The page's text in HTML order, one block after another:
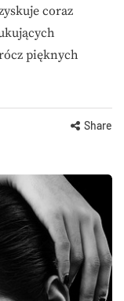
coraz
pięknych
Share